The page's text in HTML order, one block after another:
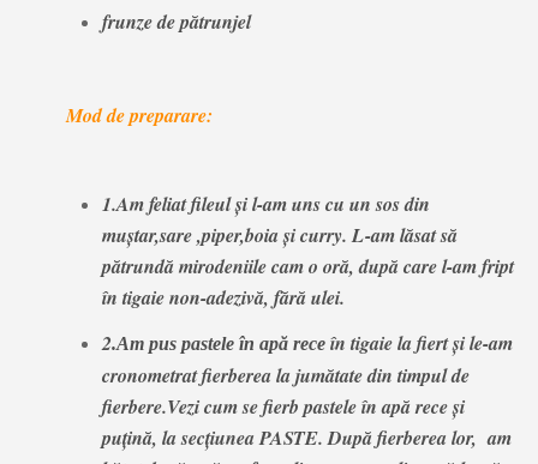
frunze de pătrunjel
Mod de preparare:
1.Am feliat fileul și l-am uns cu un sos din
muștar,sare ,piper,boia și curry. L-am lăsat să
pătrundă mirodeniile cam o oră, după care l-am fript
în tigaie non-adezivă, fără ulei.
2.Am pus pastele în apă receîn tigaie la fiert și le-am
cronometrat fierberea la jumătate din timpul de
fierbere.Vezi cum se fierb pastele în apă rece și
puțină, la secțiunea PASTE. După fierberea lor, am